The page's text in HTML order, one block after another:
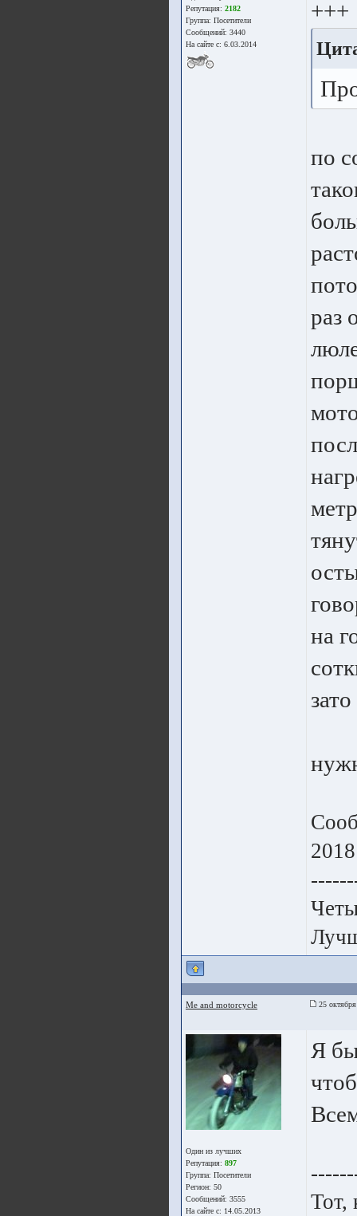
Репутация: 2182
Группа: Посетители
Сообщений: 3440
На сайте с: 6.03.2014
+++
по
раз
на
Me and motorcycle 25
Один из лучших
Репутация: 897
Группа: Посетители
Регион: 50
Сообщений: 3555
На сайте с: 14.05.2013
Я
Тот,